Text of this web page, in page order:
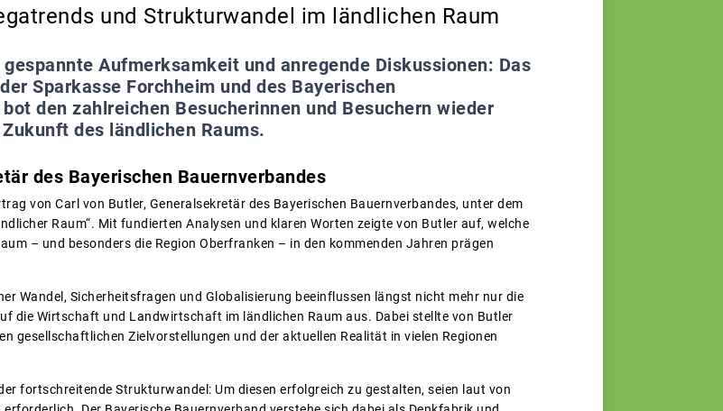
und Strukturwandel im ländlichen Raum
gespannte Aufmerksamkeit und anregende Diskussionen: Das
Sparkasse Forchheim und des Bayerischen
den zahlreichen Besucherinnen und Besuchern wieder
des ländlichen Raums.
des Bayerischen Bauernverbandes
von Carl von Butler, Generalsekretär des Bayerischen Bauernverbandes, unter dem
Raum“. Mit fundierten Analysen und klaren Worten zeigte von Butler auf, welche
– und besonders die Region Oberfranken – in den kommenden Jahren prägen
Wandel, Sicherheitsfragen und Globalisierung beeinflussen längst nicht mehr nur die
die Wirtschaft und Landwirtschaft im ländlichen Raum aus. Dabei stellte von Butler
gesellschaftlichen Zielvorstellungen und der aktuellen Realität in vielen Regionen
fortschreitende Strukturwandel: Um diesen erfolgreich zu gestalten, seien laut von